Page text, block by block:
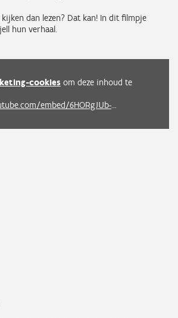
dan lezen? Dat kan! In dit filmpje
hun verhaal.
cookies om deze inhoud te
https://www.youtube.com/embed/6HORgJUb-v8?autoplay=0&start=0&rel=0